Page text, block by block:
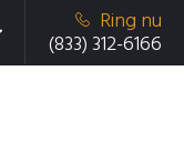
Ring nu
(833) 312-6166